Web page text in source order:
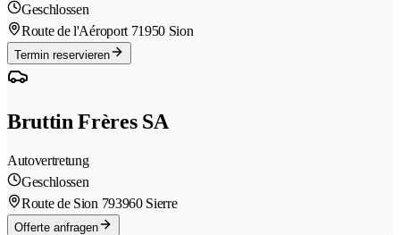
Geschlossen
Route de l'Aéroport 71950 Sion
Termin reservieren
Bruttin Frères SA
Autovertretung
Geschlossen
Route de Sion 793960 Sierre
Offerte anfragen